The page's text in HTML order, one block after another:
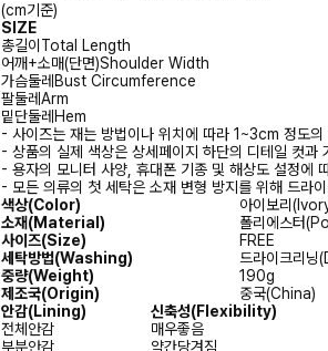
(cm기준)
SIZE
총길이 Total Length
어깨+소매(단면)Shoulder Width
가슴둘레 Bust Circumference
팔둘레Arm
밑단둘레 Hem
- 사이즈는 재는 방법이나 위치에 따라 1~3cm 정도의
- 상품의 실제 색상은 상세페이지 하단의 디테일 컷과
- 용자의 모니터 사양, 휴대폰 기종 및 해상도 설정에
- 모든 의류의 첫 세탁은 소재 변형 방지를 위해 드라
색상(Color)
아이보리
소재(Material)
폴리에스터
사이즈(Size)
FREE
세탁방법(Washing)
드라이크리
중량(Weight)
190g
제조국(Origin)
중국(China)
안감(Lining) 신축성(Flexibility)
전체안감
매우좋음
부분안감
약간당겨짐